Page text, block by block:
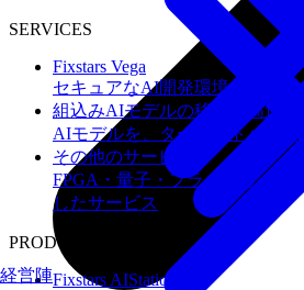
SERVICES
Fixstars Vega
セキュアなAI開発環境の構築
組込みAIモデルの移植・高速化
AIモデルを、ターゲットハー
その他のサービス
FPGA・量子・フラッシュメモ
したサービス
PRODUCTS
Fixstars AIStation
経営陣